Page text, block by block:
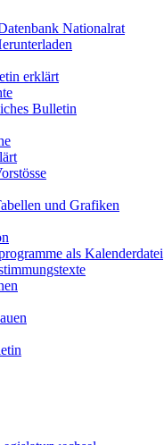
Nationalrat
erklärt
Bulletin
und Grafiken
als Kalenderdatei